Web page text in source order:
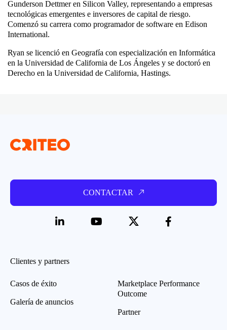
Gunderson Dettmer en Silicon Valley, representando a empresas
tecnológicas emergentes e inversores de capital de riesgo.
Comenzó su carrera como programador de software en Edison
International.
Ryan se licenció en Geografía con especialización en Informática
en la Universidad de California de Los Ángeles y se doctoró en
Derecho en la Universidad de California, Hastings.
CONTACTAR
Clientes y partners
Casos de éxito
Galería de anuncios
Marketplace Performance
Outcome
Partner